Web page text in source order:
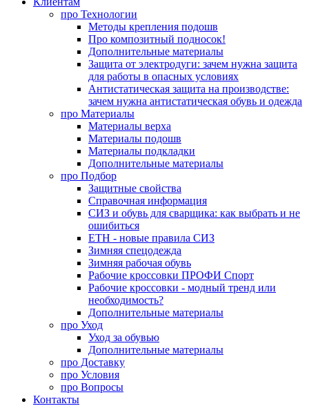
про Технологии
Методы крепления подошв
Про композитный подносок!
Дополнительные материалы
Защита от электродуги: зачем нужна защита
для работы в опасных условиях
Антистатическая защита на производстве:
зачем нужна антистатическая обувь и одежда
про Материалы
Материалы верха
Материалы подошв
Материалы подкладки
Дополнительные материалы
про Подбор
Защитные свойства
Справочная информация
СИЗ и обувь для сварщика: как выбрать и не
ошибиться
ЕТН - новые правила СИЗ
Зимняя спецодежда
Зимняя рабочая обувь
Рабочие кроссовки ПРОФИ Спорт
Рабочие кроссовки - модный тренд или
необходимость?
Дополнительные материалы
про Уход
Уход за обувью
Дополнительные материалы
про Доставку
про Условия
про Вопросы
Контакты